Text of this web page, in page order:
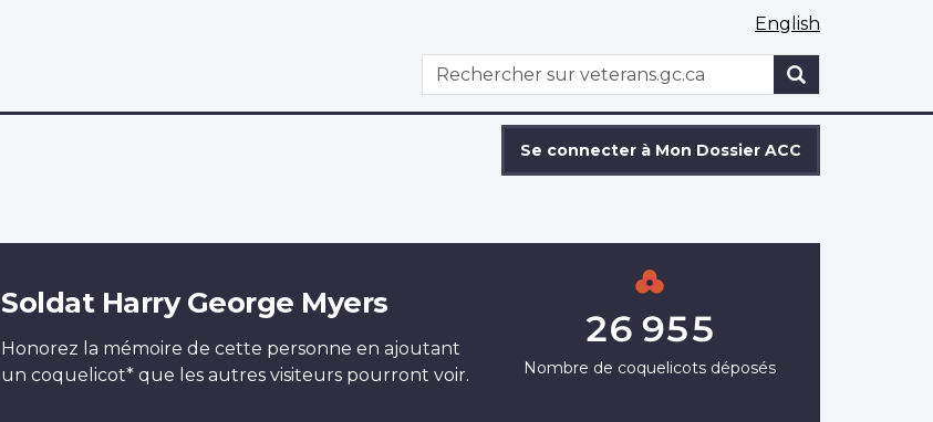
English
WxT
Search
Rechercher
Se connecter à Mon Dossier ACC
Soldat Harry George Myers
Honorez la mémoire de cette personne en ajoutant
un coquelicot* que les autres visiteurs pourront voir.
26 955
Nombre de coquelicots déposés